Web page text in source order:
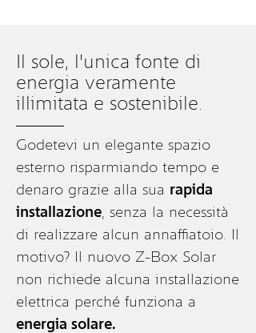
Il sole, l'unica fonte di
energia veramente
illimitata e sostenibile.
Godetevi un elegante spazio
esterno risparmiando tempo e
denaro grazie alla sua rapida
installazione, senza la necessità
di realizzare alcun annaffiatoio. Il
motivo? Il nuovo Z-Box Solar
non richiede alcuna installazione
elettrica perché funziona a
energia solare.